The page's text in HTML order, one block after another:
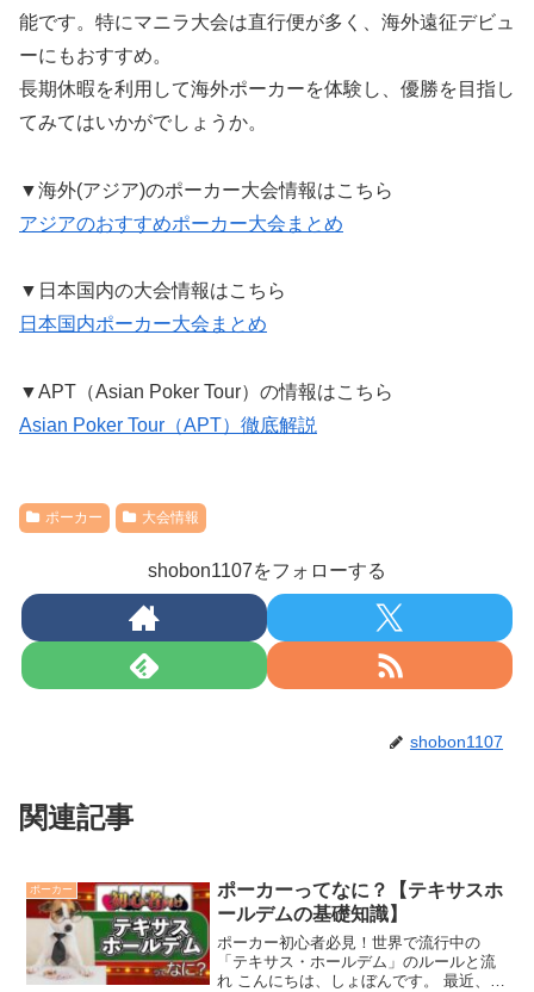
能です。特にマニラ大会は直行便が多く、海外遠征デビュ
ーにもおすすめ。
長期休暇を利用して海外ポーカーを体験し、優勝を目指し
てみてはいかがでしょうか。
▼海外(アジア)のポーカー大会情報はこちら
アジアのおすすめポーカー大会まとめ
▼日本国内の大会情報はこちら
日本国内ポーカー大会まとめ
▼APT（Asian Poker Tour）の情報はこちら
Asian Poker Tour（APT）徹底解説
ポーカー 大会情報
shobon1107をフォローする
shobon1107
関連記事
ポーカー
ポーカーってなに？【テキサスホ
ールデムの基礎知識】
ポーカー初心者必見！世界で流行中の
「テキサス・ホールデム」のルールと流
れ こんにちは、しょぼんです。 最近、巷